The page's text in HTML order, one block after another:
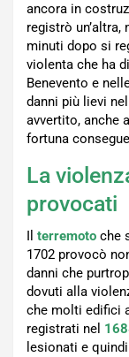
ancora in
registrò
minuti dopo si
violenta che ha
Benevento e
danni più lievi
avvertito, anche a
fortuna
La
provocati
Il terremoto che
1702 provocò
danni che
dovuti alla
che molti edifici
registrati nel
lesionati e